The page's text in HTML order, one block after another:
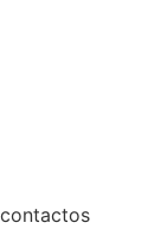
contactos